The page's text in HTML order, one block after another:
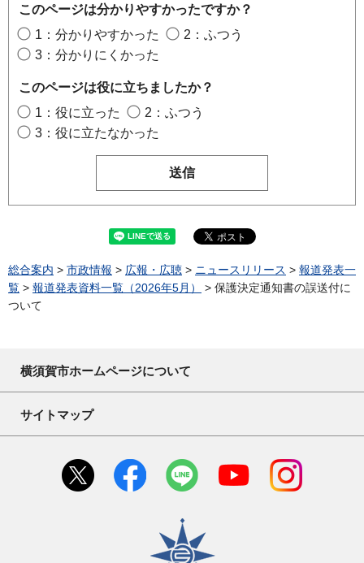
このページは分かりやすかったですか？
1：分かりやすかった
2：ふつう
3：分かりにくかった
このページは役に立ちましたか？
1：役に立った
2：ふつう
3：役に立たなかった
総合案内 > 市政情報 > 広報・広聴 > ニュースリリース > 報道発表一
覧 > 報道発表資料一覧（2026年5月）
> 保護決定通知書の誤送付に
ついて
横須賀市ホームページについて
サイトマップ
横須賀市